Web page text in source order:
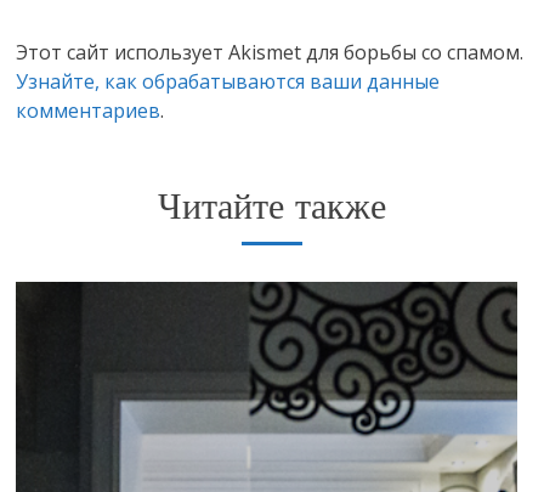
Этот сайт использует Akismet для борьбы со спамом.
Узнайте, как обрабатываются ваши данные
комментариев.
Читайте также